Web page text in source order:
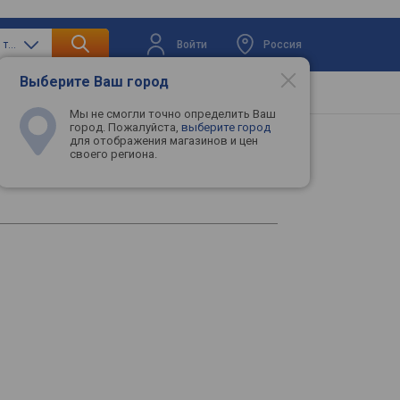
только термопасты и термопрокладки Войти Россия
Выберите Ваш город
Мы не смогли точно определить Ваш
город. Пожалуйста, выберите город
для отображения магазинов и цен
своего региона.
техника Телевизоры